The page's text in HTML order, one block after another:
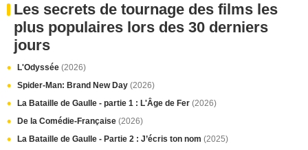
Les secrets de tournage des films les
plus populaires lors des 30 derniers
jours
L'Odyssée (2026)
Spider-Man: Brand New Day (2026)
La Bataille de Gaulle - partie 1 : L'Âge de Fer (2026)
De la Comédie-Française (2026)
La Bataille de Gaulle - Partie 2 : J’écris ton nom (2025)